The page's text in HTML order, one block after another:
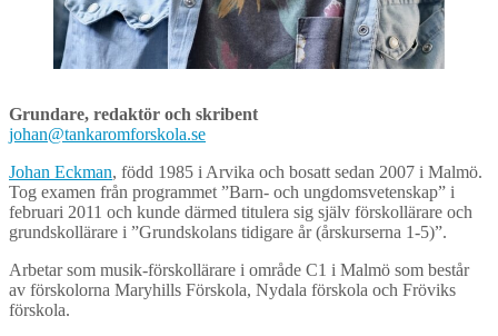
Grundare, redaktör och skribent
johan@tankaromforskola.se
Johan Eckman, född 1985 i Arvika och bosatt sedan 2007 i Malmö.
Tog examen från programmet ”Barn- och ungdomsvetenskap” i
februari 2011 och kunde därmed titulera sig själv förskollärare och
grundskollärare i ”Grundskolans tidigare år (årskurserna 1-5)”.
Arbetar som musik-förskollärare i område C1 i Malmö som består
av förskolorna Maryhills Förskola, Nydala förskola och Fröviks
förskola.